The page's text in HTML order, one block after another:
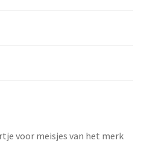
voor meisjes van het merk